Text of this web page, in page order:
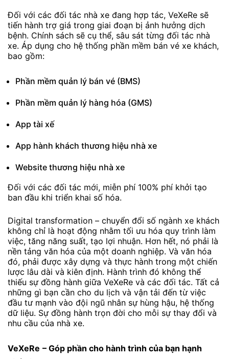
Đối với các đối tác nhà xe đang hợp tác, VeXeRe sẽ
tiến hành trợ giá trong giai đoạn bị ảnh hưởng dịch
bệnh. Chính sách sẽ cụ thể, sâu sát từng đối tác nhà
xe. Áp dụng cho hệ thống phần mềm bán vé xe khách,
bao gồm:
Phần mềm quản lý bán vé (BMS)
Phần mềm quản lý hàng hóa (GMS)
App tài xế
App hành khách thương hiệu nhà xe
Website thương hiệu nhà xe
Đối với các đối tác mới, miễn phí 100% phí khởi tạo
ban đầu khi triển khai số hóa.
Digital transformation – chuyển đổi số ngành xe khách
không chỉ là hoạt động nhằm tối ưu hóa quy trình làm
việc, tăng năng suất, tạo lợi nhuận. Hơn hết, nó phải là
nền tảng văn hóa của một doanh nghiệp. Và văn hóa
đó, phải được xây dựng và thực hành trong một chiến
lược lâu dài và kiên định. Hành trình đó không thể
thiếu sự đồng hành giữa VeXeRe và các đối tác. Tất cả
những gì bạn cần cho du lịch và vận tải đến từ việc
đầu tư mạnh vào đội ngũ nhân sự hùng hậu, hệ thống
dữ liệu. Sự đồng hành trọn đời cho mỗi sự thay đổi và
nhu cầu của nhà xe.
VeXeRe – Góp phần cho hành trình của bạn hạnh